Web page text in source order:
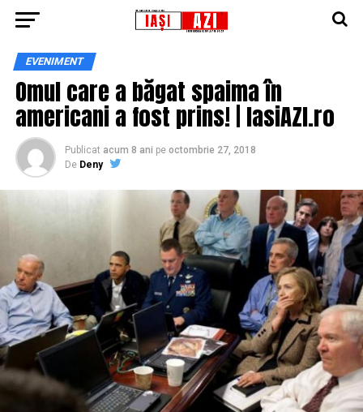
EVENIMENT
Omul care a băgat spaima în
americani a fost prins! | IasiAZI.ro
Publicat acum 8 ani pe octombrie 27, 2018
De Deny